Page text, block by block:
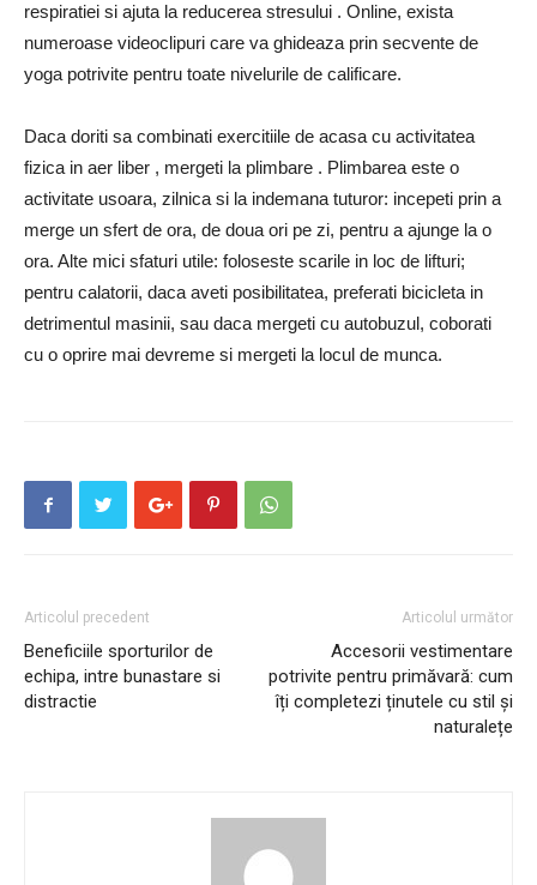
respiratiei si ajuta la reducerea stresului . Online, exista
numeroase videoclipuri care va ghideaza prin secvente de
yoga potrivite pentru toate nivelurile de calificare.
Daca doriti sa combinati exercitiile de acasa cu activitatea
fizica in aer liber , mergeti la plimbare . Plimbarea este o
activitate usoara, zilnica si la indemana tuturor: incepeti prin a
merge un sfert de ora, de doua ori pe zi, pentru a ajunge la o
ora. Alte mici sfaturi utile: foloseste scarile in loc de lifturi;
pentru calatorii, daca aveti posibilitatea, preferati bicicleta in
detrimentul masinii, sau daca mergeti cu autobuzul, coborati
cu o oprire mai devreme si mergeti la locul de munca.
Articolul precedent
Beneficiile sporturilor de
echipa, intre bunastare si
distractie
Articolul următor
Accesorii vestimentare
potrivite pentru primăvară: cum
îți completezi ținutele cu stil și
naturalețe